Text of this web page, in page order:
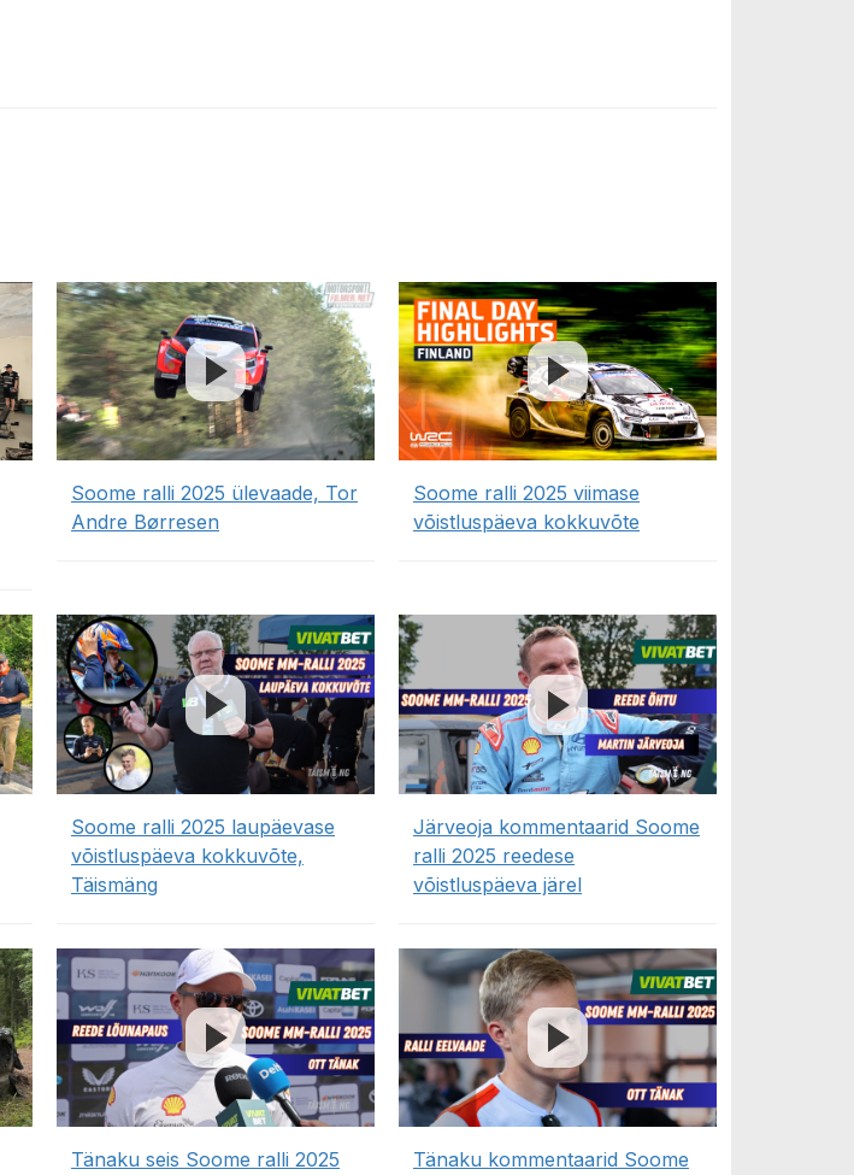
Soome ralli 2025 ülevaade, Tor
Andre Børresen
Soome ralli 2025 viimase
võistluspäeva kokkuvõte
Soome ralli 2025 laupäevase
võistluspäeva kokkuvõte,
Täismäng
Järveoja kommentaarid Soome
ralli 2025 reedese
võistluspäeva järel
Tänaku seis Soome ralli 2025
Tänaku kommentaarid Soome